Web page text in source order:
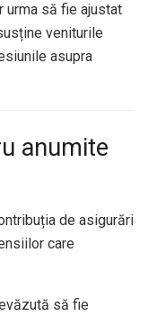
urma să fie ajustat
veniturile
asupra
anumite
de asigurări
care
să fie